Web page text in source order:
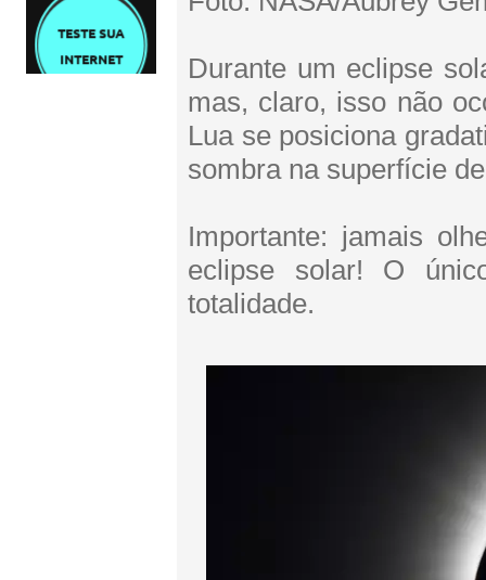
Durante um eclipse
mas, claro, isso não
Lua se posiciona
sombra na superfície
Importante: jamais
eclipse solar! O
totalidade.